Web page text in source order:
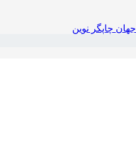
جهان چاپگر نوین